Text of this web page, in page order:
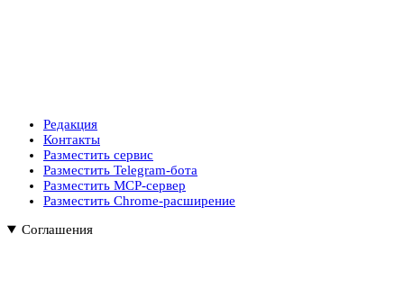
Редакция
Контакты
Разместить сервис
Разместить Telegram-бота
Разместить MCP-сервер
Разместить Chrome-расширение
Соглашения